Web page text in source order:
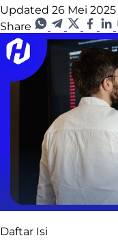
Updated 26 Mei 2025
Share
Daftar Isi